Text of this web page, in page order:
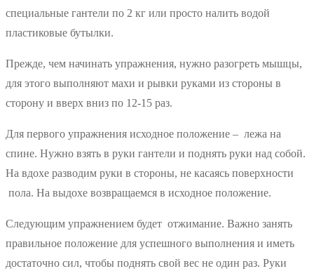
специальные гантели по 2 кг или просто налить водой
пластиковые бутылки.
Прежде, чем начинать упражнения, нужно разогреть мышцы,
для этого выполняют махи и рывки руками из стороны в
сторону и вверх вниз по 12-15 раз.
Для первого упражнения исходное положение – лежа на
спине. Нужно взять в руки гантели и поднять руки над собой.
На вдохе разводим руки в стороны, не касаясь поверхности
пола. На выдохе возвращаемся в исходное положение.
Следующим упражнением будет отжимание. Важно занять
правильное положение для успешного выполнения и иметь
достаточно сил, чтобы поднять свой вес не один раз. Руки